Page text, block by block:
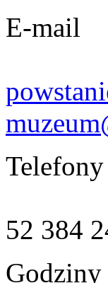
E-mail
Telefony
52 384
Godziny